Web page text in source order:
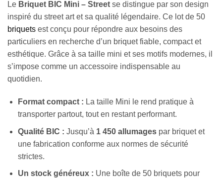
Le Briquet BIC Mini – Street se distingue par son design
inspiré du street art et sa qualité légendaire. Ce lot de 50
briquets est conçu pour répondre aux besoins des
particuliers en recherche d’un briquet fiable, compact et
esthétique. Grâce à sa taille mini et ses motifs modernes, il
s’impose comme un accessoire indispensable au
quotidien.
Format compact : La taille Mini le rend pratique à
transporter partout, tout en restant performant.
Qualité BIC : Jusqu’à 1 450 allumagespar briquet et
une fabrication conforme aux normes de sécurité
strictes.
Un stock généreux : Une boîte de 50 briquets pour